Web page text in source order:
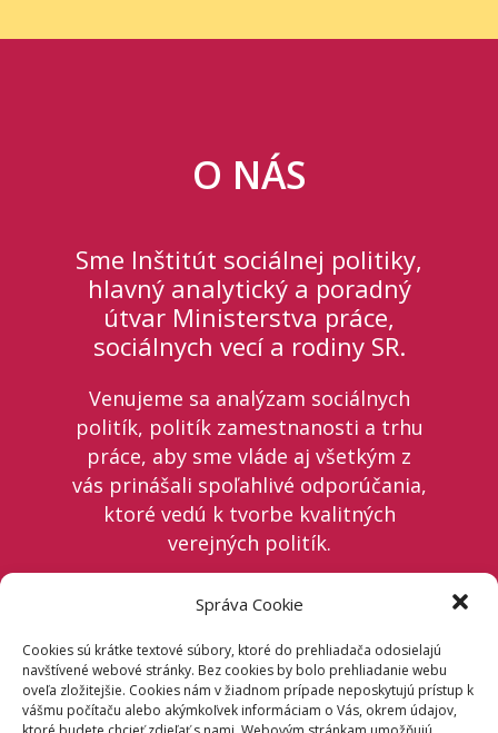
Správa Cookie
Cookies sú krátke textové súbory, ktoré do prehliadača odosielajú
navštívené webové stránky. Bez cookies by bolo prehliadanie webu
oveľa zložitejšie. Cookies nám v žiadnom prípade neposkytujú prístup k
vášmu počítaču alebo akýmkoľvek informáciam o Vás, okrem údajov,
O NÁS
Sme Inštitút sociálnej politiky,
hlavný analytický a poradný
útvar Ministerstva práce,
sociálnych vecí a rodiny SR.
Venujeme sa analýzam sociálnych
politík, politík zamestnanosti a trhu
práce, aby sme vláde aj všetkým z
vás prinášali spoľahlivé odporúčania,
ktoré vedú k tvorbe kvalitných
verejných politík.
Sledujte nás na našom webe,